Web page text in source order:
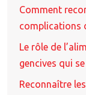
Comment
complications
Le rôle de
gencives qui
Reconnaître